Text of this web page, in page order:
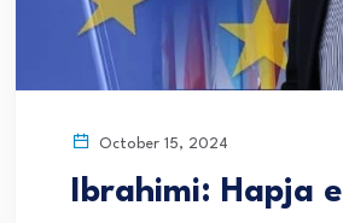
October 15, 2024
Ibrahimi: Hapja e